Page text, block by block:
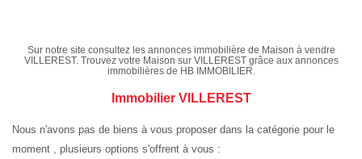
Sur notre site consultez les annonces immobilière de Maison à vendre
VILLEREST. Trouvez votre Maison sur VILLEREST grâce aux annonces
immobilières de HB IMMOBILIER.
Immobilier VILLEREST
Nous n'avons pas de biens à vous proposer dans la catégorie pour le
moment , plusieurs options s'offrent à vous :